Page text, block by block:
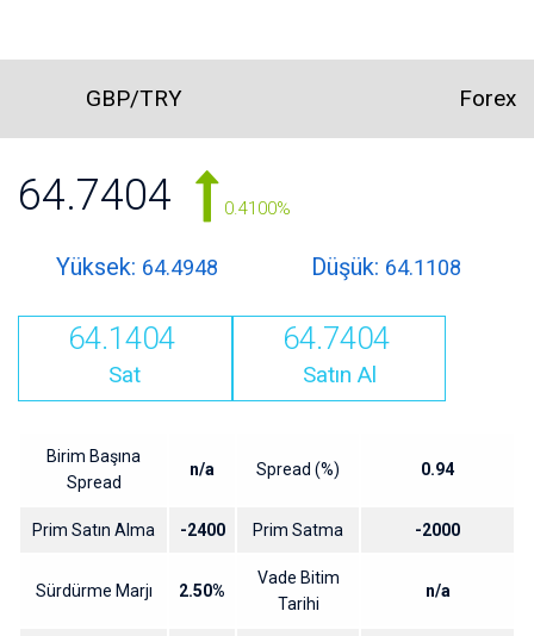
GBP/TRY Forex
64.7404 0.4100%
Yüksek: 64.4948 Düşük: 64.1108
64.1404
Sat
64.7404
Satın Al
Birim Başına
Spread
n/a Spread (%) 0.94
Prim Satın Alma -2400 Prim Satma -2000
Sürdürme Marjı 2.50%
Vade Bitim
Tarihi
n/a